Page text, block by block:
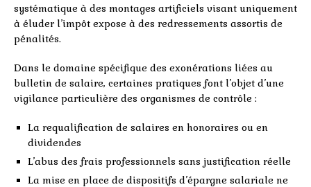
systématique à des montages artificiels visant uniquement
à éluder l’impôt expose à des redressements assortis de
pénalités.
Dans le domaine spécifique des exonérations liées au
bulletin de salaire, certaines pratiques font l’objet d’une
vigilance particulière des organismes de contrôle :
La requalification de salaires en honoraires ou en
dividendes
L’abus des frais professionnels sans justification réelle
La mise en place de dispositifs d’épargne salariale ne